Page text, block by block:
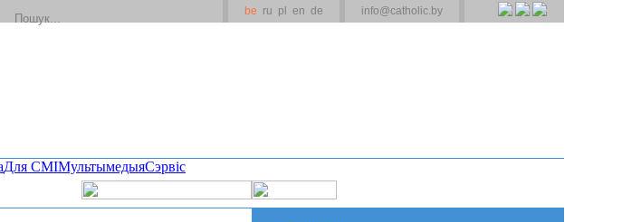
be ru pl en de info@catholic.by
Для СМІМультымедыяСэрвіс